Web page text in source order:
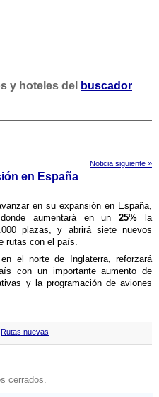
y hoteles del
buscador
Noticia siguiente »
en España
en su expansión en España,
donde aumentará en un25% la
plazas, y abrirá siete nuevos
rutas con el paí­s.
el norte de Inglaterra, reforzará
con un importante aumento de
y la programación de aviones
Rutas nuevas
cerrados.